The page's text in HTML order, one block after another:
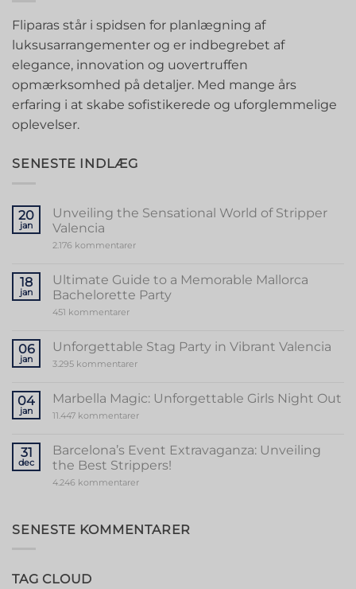
Fliparas står i spidsen for planlægning af
luksusarrangementer og er indbegrebet af
elegance, innovation og uovertruffen
opmærksomhed på detaljer. Med mange års
erfaring i at skabe sofistikerede og uforglemmelige
oplevelser.
SENESTE INDLÆG
20
jan
Unveiling the Sensational World of Stripper
Valencia
2.176 kommentarertil
Sensational
World
of
18
jan
Ultimate Guide to a Memorable Mallorca
Bachelorette Party
451 kommentarertil
to
a
Memorable
Party
06
jan
Unforgettable Stag Party in Vibrant Valencia
3.295 kommentarertil
Party
in
Vibrant
04
jan
Marbella Magic: Unforgettable Girls Night Out
11.447 kommentarertil
Unforgettable
Girls
Night
31
dec
Barcelona’s Event Extravaganza: Unveiling
the Best Strippers!
4.246 kommentarertil
Unveiling
the
SENESTE KOMMENTARER
TAG CLOUD